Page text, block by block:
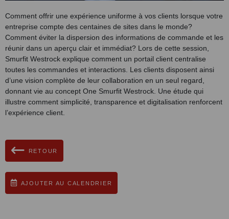
Comment offrir une expérience uniforme à vos clients lorsque votre
entreprise compte des centaines de sites dans le monde?
Comment éviter la dispersion des informations de commande et les
réunir dans un aperçu clair et immédiat? Lors de cette session,
Smurfit Westrock explique comment un portail client centralise
toutes les commandes et interactions. Les clients disposent ainsi
d’une vision complète de leur collaboration en un seul regard,
donnant vie au concept One Smurfit Westrock. Une étude qui
illustre comment simplicité, transparence et digitalisation renforcent
l’expérience client.
RETOUR
AJOUTER AU CALENDRIER